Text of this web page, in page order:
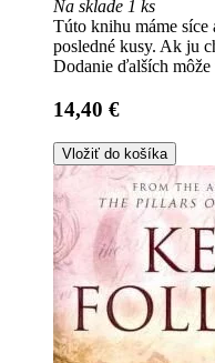
Na sklade 1 ks
Túto knihu máme síce
posledné kusy. Ak ju
Dodanie ďalších
14,40 €
Vložiť do košíka